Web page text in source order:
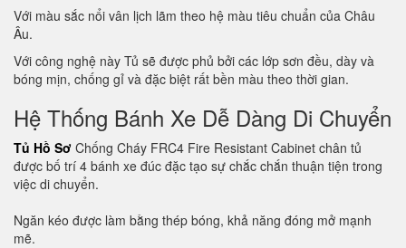
Với màu sắc nổi vân lịch lãm theo hệ màu tiêu chuẩn của Châu
Âu.
Với công nghệ này Tủ sẽ được phủ bởi các lớp sơn đều, dày và
bóng mịn, chống gỉ và đặc biệt rất bền màu theo thời gian.
Hệ Thống Bánh Xe Dễ Dàng Di Chuyển
Tủ Hồ Sơ Chống Cháy FRC4 Fire Resistant Cabinet chân tủ
được bố trí 4 bánh xe đúc đặc tạo sự chắc chắn thuận tiện trong
việc di chuyển.
Ngăn kéo được làm bằng thép bóng, khả năng đóng mở mạnh
mẽ.